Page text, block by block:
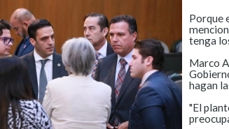
Porque
tenga
Marco
hagan
"El